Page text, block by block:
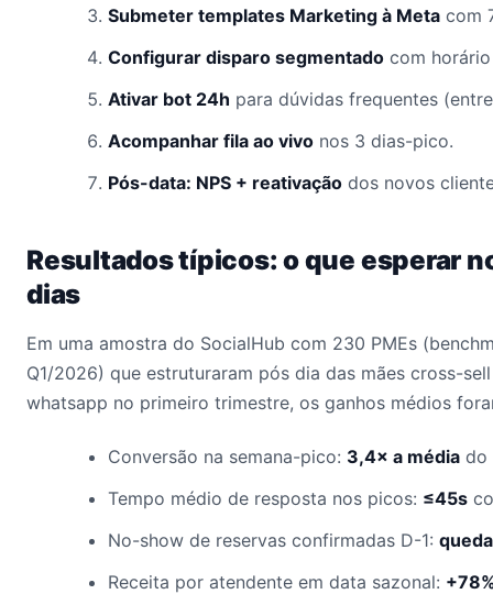
Submeter templates Marketing à Meta com
Configurar disparo segmentado com
Ativar bot 24h para dúvidas frequentes
Acompanhar fila ao vivo nos 3 dias-pico.
Pós-data: NPS + reativação dos novos
Resultados típicos: o que esperar
dias
Em uma amostra do SocialHub com 230 PMEs
Q1/2026) que estruturaram pós dia das mães cross-
whatsapp no primeiro trimestre, os ganhos médios
Conversão na semana-pico: 3,4× a média do
Tempo médio de resposta nos picos: ≤45s
No-show de reservas confirmadas D-1:
Receita por atendente em data sazonal: